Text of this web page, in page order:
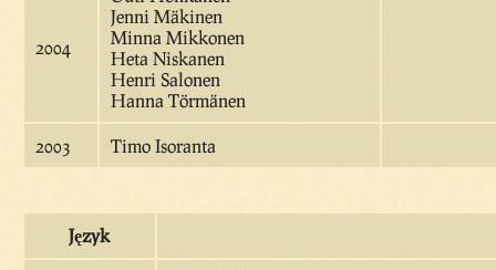
2004
Jenni Mäkinen
Minna Mikkonen
Heta Niskanen
Henri Salonen
Hanna Törmänen
2003 Timo Isoranta
Język